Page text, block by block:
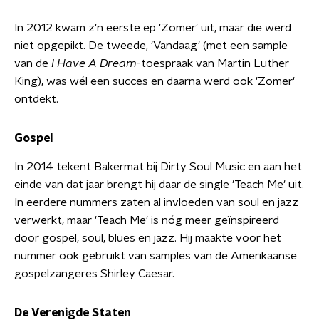
In 2012 kwam z'n eerste ep 'Zomer' uit, maar die werd
niet opgepikt. De tweede, 'Vandaag' (met een sample
van de I Have A Dream-toespraak van Martin Luther
King), was wél een succes en daarna werd ook 'Zomer'
ontdekt.
Gospel
In 2014 tekent Bakermat bij Dirty Soul Music en aan het
einde van dat jaar brengt hij daar de single 'Teach Me' uit.
In eerdere nummers zaten al invloeden van soul en jazz
verwerkt, maar 'Teach Me' is nóg meer geïnspireerd
door gospel, soul, blues en jazz. Hij maakte voor het
nummer ook gebruikt van samples van de Amerikaanse
gospelzangeres Shirley Caesar.
De Verenigde Staten